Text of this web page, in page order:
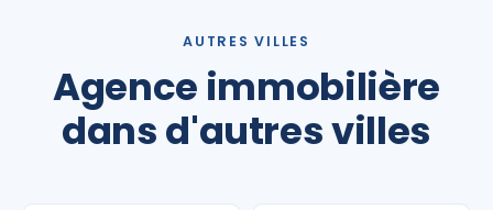
AUTRES VILLES
Agence immobilière
dans d'autres villes